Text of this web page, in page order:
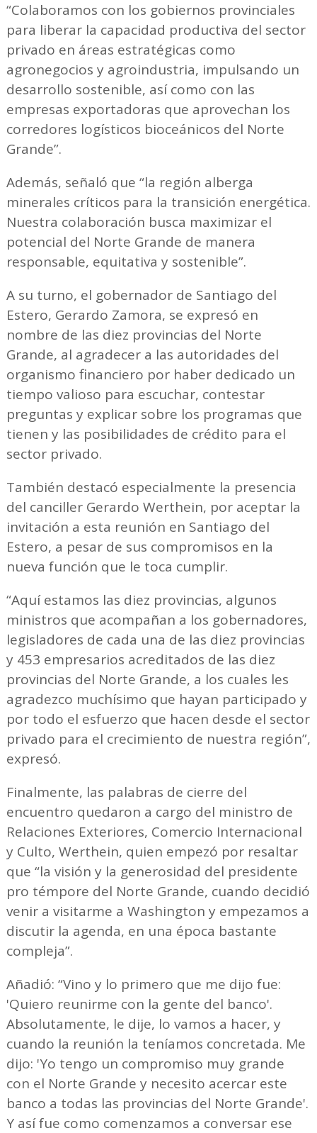
“Colaboramos con los gobiernos provinciales
para liberar la capacidad productiva del sector
privado en áreas estratégicas como
agronegocios y agroindustria, impulsando un
desarrollo sostenible, así como con las
empresas exportadoras que aprovechan los
corredores logísticos bioceánicos del Norte
Grande”.
Además, señaló que “la región alberga
minerales críticos para la transición energética.
Nuestra colaboración busca maximizar el
potencial del Norte Grande de manera
responsable, equitativa y sostenible”.
A su turno, el gobernador de Santiago del
Estero, Gerardo Zamora, se expresó en
nombre de las diez provincias del Norte
Grande, al agradecer a las autoridades del
organismo financiero por haber dedicado un
tiempo valioso para escuchar, contestar
preguntas y explicar sobre los programas que
tienen y las posibilidades de crédito para el
sector privado.
También destacó especialmente la presencia
del canciller Gerardo Werthein, por aceptar la
invitación a esta reunión en Santiago del
Estero, a pesar de sus compromisos en la
nueva función que le toca cumplir.
“Aquí estamos las diez provincias, algunos
ministros que acompañan a los gobernadores,
legisladores de cada una de las diez provincias
y 453 empresarios acreditados de las diez
provincias del Norte Grande, a los cuales les
agradezco muchísimo que hayan participado y
por todo el esfuerzo que hacen desde el sector
privado para el crecimiento de nuestra región”,
expresó.
Finalmente, las palabras de cierre del
encuentro quedaron a cargo del ministro de
Relaciones Exteriores, Comercio Internacional
y Culto, Werthein, quien empezó por resaltar
que “la visión y la generosidad del presidente
pro témpore del Norte Grande, cuando decidió
venir a visitarme a Washington y empezamos a
discutir la agenda, en una época bastante
compleja”.
Añadió: “Vino y lo primero que me dijo fue:
'Quiero reunirme con la gente del banco'.
Absolutamente, le dije, lo vamos a hacer, y
cuando la reunión la teníamos concretada. Me
dijo: 'Yo tengo un compromiso muy grande
con el Norte Grande y necesito acercar este
banco a todas las provincias del Norte Grande'.
Y así fue como comenzamos a conversar ese